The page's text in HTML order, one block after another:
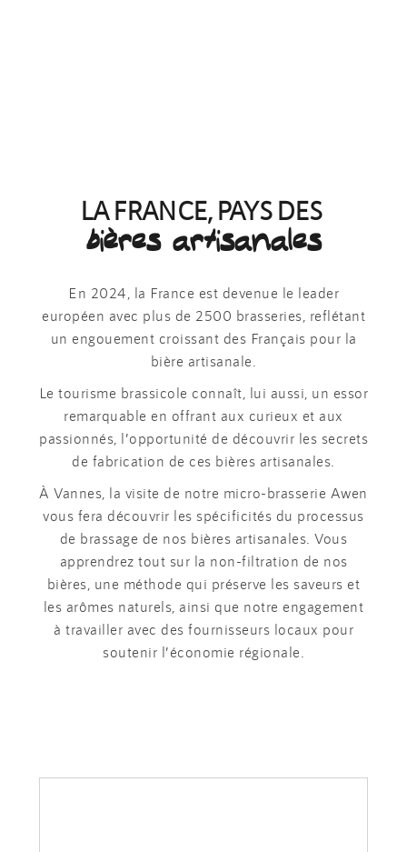
LA FRANCE, PAYS DES
bières artisanales
En 2024, la France est devenue le leader
européen avec plus de 2500 brasseries, reflétant
un engouement croissant des Français pour la
bière artisanale.
Le tourisme brassicole connaît, lui aussi, un essor
remarquable en offrant aux curieux et aux
passionnés, l’opportunité de découvrir les secrets
de fabrication de ces bières artisanales.
À Vannes, la visite de notre micro-brasserie Awen
vous fera découvrir les spécificités du processus
de brassage de nos bières artisanales. Vous
apprendrez tout sur la non-filtration de nos
bières, une méthode qui préserve les saveurs et
les arômes naturels, ainsi que notre engagement
à travailler avec des fournisseurs locaux pour
soutenir l’économie régionale.